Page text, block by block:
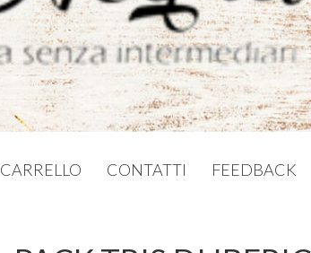
CARRELLO CONTATTI FEEDBACK